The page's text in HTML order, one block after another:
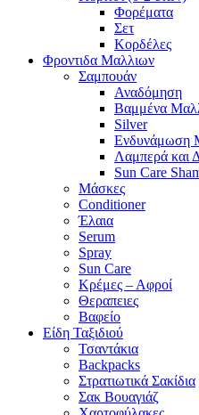
Φορέματα
Σετ
Κορδέλες
Φροντιδα Μαλλιων
Σαμπουάν
Αναδόμηση
Βαμμένα
Silver
Ενδυνάμωση
Λαμπερά και
Sun Care
Μάσκες
Conditioner
Έλαια
Serum
Spray
Sun Care
Κρέμες – Αφροί
Θεραπειες
Βαφείο
Είδη Ταξιδιού
Τσαντάκια
Backpacks
Στρατιωτικά Σακίδια
Σακ Βουαγιάζ